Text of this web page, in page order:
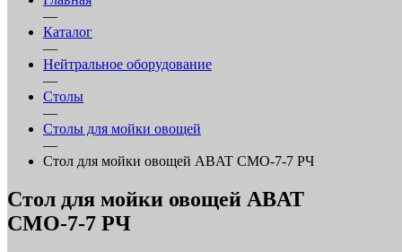
—
Каталог
—
Нейтральное оборудование
—
Столы
—
Столы для мойки овощей
—
Стол для мойки овощей ABAT СМО‑7‑7 РЧ
Стол для мойки овощей ABAT
СМО‑7‑7 РЧ